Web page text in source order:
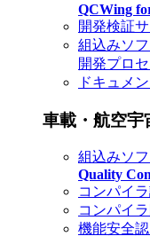
QCWing
開発検証
組込みソ
開発プロ
ドキュメ
車載・航空宇
組込みソ
Quality
コンパイ
コンパイ
機能安全